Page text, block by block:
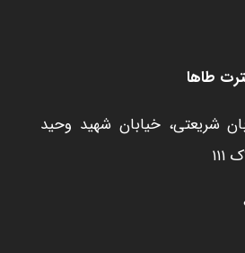
طاها
شریعتی، خیابان شهید وحید